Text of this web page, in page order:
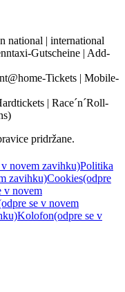
national | international
Gutscheine | Add-
Tickets | Mobile-
| Race´n´Roll-
pridržane.
v novem zavihku)Politika
zavihku)Cookies(odpre
v novem
se v novem
Kolofon(odpre se v